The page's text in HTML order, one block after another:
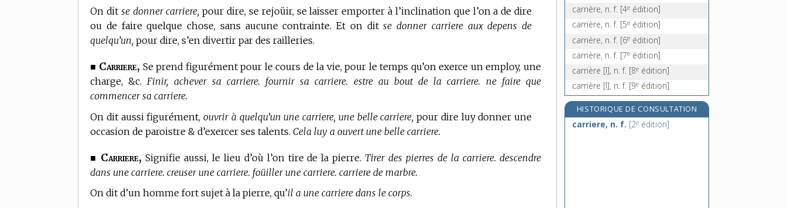
On dit se donner carriere, pour dire, se rejoüir, se laisser emporter à l’inclination que l’on a de dire
ou de faire quelque chose, sans aucune contrainte. Et on ditse donner carriere aux depens de
quelqu’un, pour dire, s’en divertir par des railleries.
■ Carriere, Se prend figurément pour le cours de la vie, pour le temps qu’on exerce un employ, une
charge, &c. Finir, achever sa carriere. fournir sa carriere. estre au bout de la carriere. ne faire que
commencer sa carriere.
On dit aussi figurément,ouvrir à quelqu’un une carriere, une belle carriere, pour dire luy donner une
occasion de paroistre & d’exercer ses talents. Cela luy a ouvert une belle carriere.
■ Carriere, Signifie aussi, le lieu d’où l’on tire de la pierre. Tirer des pierres de la carriere. descendre
dans une carriere. creuser une carriere. foüiller une carriere. carriere de marbre.
On dit d’un homme fort sujet à la pierre, qu’il a une carriere dans le corps.
carrière, n. f. [4e édition]
carrière, n. f. [5e édition]
carrière, n. f. [6e édition]
carrière, n. f. [7e édition]
carrière [I], n. f. [8e édition]
carrière [I], n. f. [9e édition]
HISTORIQUE DE CONSULTATION
carriere, n. f. [2e édition]